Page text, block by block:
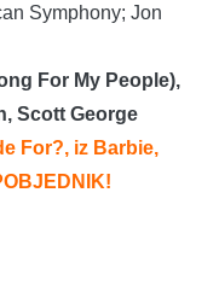
Symphony; Jon
For My People),
Scott George
For?, iz Barbie,